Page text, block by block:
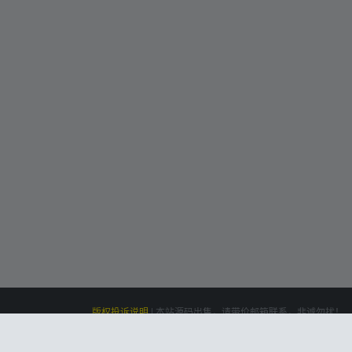
版权投诉说明|本站源码出售，请带价邮箱联系，非诚勿扰！